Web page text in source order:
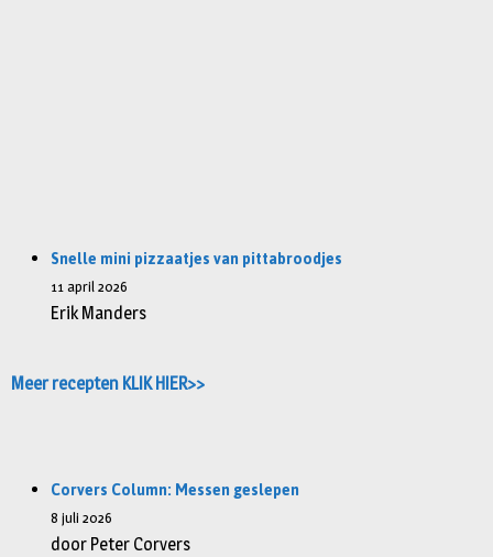
Snelle mini pizzaatjes van pittabroodjes
11 april 2026
Erik Manders
Meer recepten KLIK HIER>>
Corvers Column: Messen geslepen
8 juli 2026
door Peter Corvers